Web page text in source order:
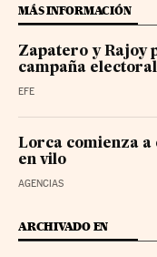
MÁS INFORMACIÓN
Zapatero y Rajoy
campaña electoral
EFE
Lorca comienza a
en vilo
AGENCIAS
ARCHIVADO EN